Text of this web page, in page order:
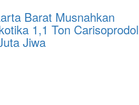
Barat Musnahkan
1,1 Ton
Jiwa